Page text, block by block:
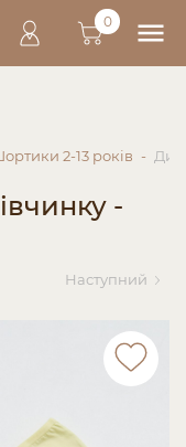
0
2-13 років
-
Наступний